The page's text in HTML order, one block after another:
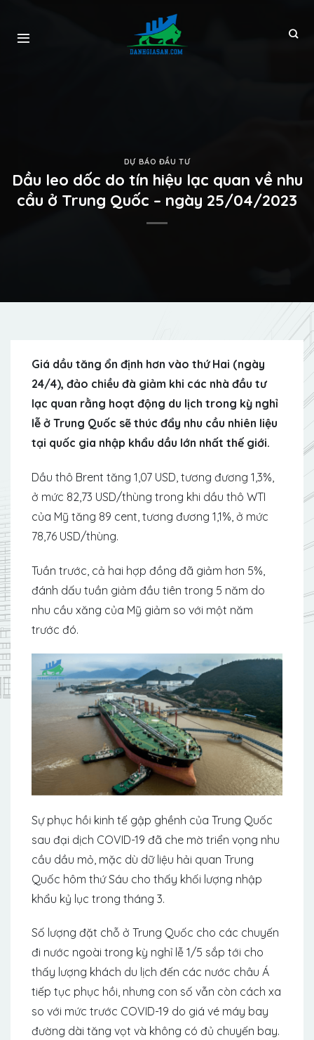
DỰ BÁO ĐẦU TƯ
Dầu leo dốc do tín hiệu lạc quan về nhu
cầu ở Trung Quốc – ngày 25/04/2023
Giá dầu tăng ổn định hơn vào thứ Hai (ngày
24/4), đảo chiều đà giảm khi các nhà đầu tư
lạc quan rằng hoạt động du lịch trong kỳ nghỉ
lễ ở Trung Quốc sẽ thúc đẩy nhu cầu nhiên liệu
tại quốc gia nhập khẩu dầu lớn nhất thế giới.
Dầu thô Brent tăng 1,07 USD, tương đương 1,3%,
ở mức 82,73 USD/thùng trong khi dầu thô WTI
của Mỹ tăng 89 cent, tương đương 1,1%, ở mức
78,76 USD/thùng.
Tuần trước, cả hai hợp đồng đã giảm hơn 5%,
đánh dấu tuần giảm đầu tiên trong 5 năm do
nhu cầu xăng của Mỹ giảm so với một năm
trước đó.
Sự phục hồi kinh tế gập ghềnh của Trung Quốc
sau đại dịch COVID-19 đã che mờ triển vọng nhu
cầu dầu mỏ, mặc dù dữ liệu hải quan Trung
Quốc hôm thứ Sáu cho thấy khối lượng nhập
khẩu kỷ lục trong tháng 3.
Số lượng đặt chỗ ở Trung Quốc cho các chuyến
đi nước ngoài trong kỳ nghỉ lễ 1/5 sắp tới cho
thấy lượng khách du lịch đến các nước châu Á
tiếp tục phục hồi, nhưng con số vẫn còn cách xa
so với mức trước COVID-19 do giá vé máy bay
đường dài tăng vọt và không có đủ chuyến bay.